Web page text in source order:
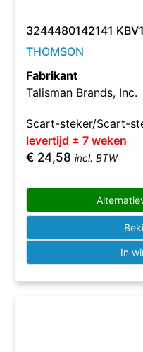
3244480142141
THOMSON
Fabrikant
Talisman Brands, Inc.
Scart-steker/Scart-
levertijd ± 7 weken
€ 24,58 incl. BTW
In